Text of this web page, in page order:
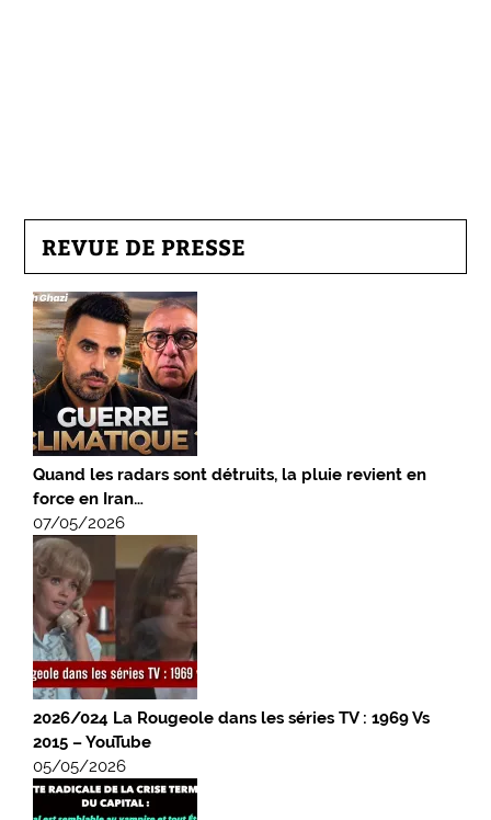
REVUE DE PRESSE
Quand les radars sont détruits, la pluie revient en
force en Iran…
07/05/2026
2026/024 La Rougeole dans les séries TV : 1969 Vs
2015 – YouTube
05/05/2026